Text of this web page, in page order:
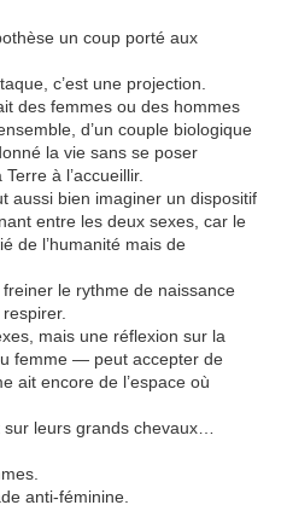
un coup porté aux
c’est une projection.
des femmes ou des hommes
d’un couple biologique
la vie sans se poser
à l’accueillir.
aussi bien imaginer un dispositif
entre les deux sexes, car le
de l’humanité mais de
le rythme de naissance
mais une réflexion sur la
femme — peut accepter de
ait encore de l’espace où
leurs grands chevaux…
anti-féminine.